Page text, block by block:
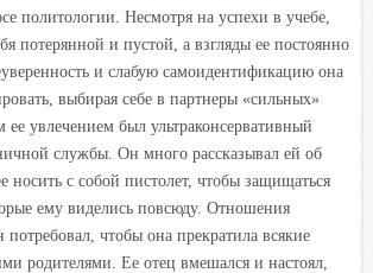
политологии. Несмотря на успехи в учебе,
потерянной и пустой, а взгляды ее постоянно
и слабую самоидентификацию она
выбирая себе в партнеры «сильных»
увлечением был ультраконсервативный
службы. Он много рассказывал ей об
носить с собой пистолет, чтобы защищаться
ему виделись повсюду. Отношения
потребовал, чтобы она прекратила всякие
родителями. Ее отец вмешался и настоял,